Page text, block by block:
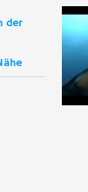
der